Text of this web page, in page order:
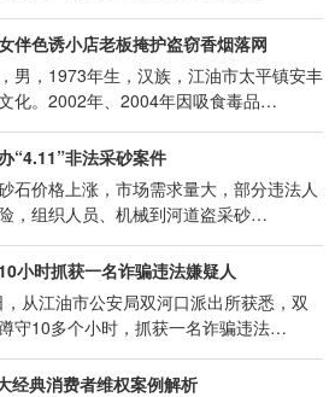
伴色诱小店老板掩护盗窃香烟落网
男，1973年生，汉族，江油市太平镇安丰
化。2002年、2004年因吸食毒品…
“4.11”非法采砂案件
石价格上涨，市场需求量大，部分违法人
，组织人员、机械到河道盗采砂…
小时抓获一名诈骗违法嫌疑人
从江油市公安局双河口派出所获悉，双
守10多个小时，抓获一名诈骗违法…
经典消费者维权案例解析